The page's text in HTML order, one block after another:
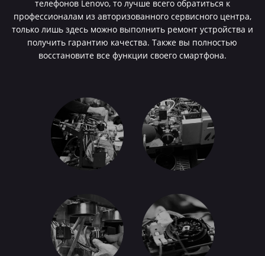
телефонов Lenovo, то лучше всего обратиться к
профессионалам из авторизованного сервисного центра,
только лишь здесь можно выполнить ремонт устройства и
получить гарантию качества. Также вы полностью
восстановите все функции своего смартфона.